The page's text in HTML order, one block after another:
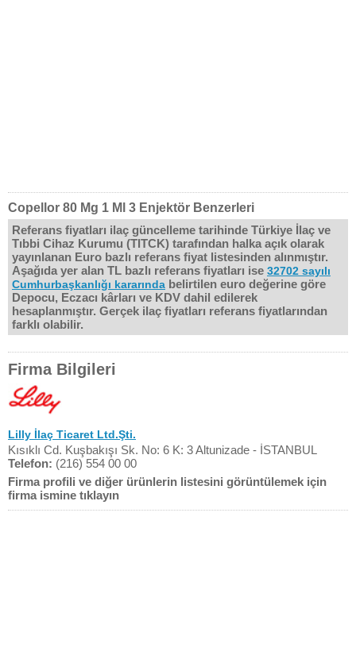
Copellor 80 Mg 1 Ml 3 Enjektör Benzerleri
Referans fiyatları ilaç güncelleme tarihinde Türkiye İlaç ve
Tıbbi Cihaz Kurumu (TITCK) tarafından halka açık olarak
yayınlanan Euro bazlı referans fiyat listesinden alınmıştır.
Aşağıda yer alan TL bazlı referans fiyatları ise 32702 sayılı
Cumhurbaşkanlığı kararında belirtilen euro değerine göre
Depocu, Eczacı kârları ve KDV dahil edilerek
hesaplanmıştır. Gerçek ilaç fiyatları referans fiyatlarından
farklı olabilir.
Firma Bilgileri
Lilly İlaç Ticaret Ltd.Şti.
Kısıklı Cd. Kuşbakışı Sk. No: 6 K: 3 Altunizade - İSTANBUL
Telefon: (216) 554 00 00
Firma profili ve diğer ürünlerin listesini görüntülemek için
firma ismine tıklayın